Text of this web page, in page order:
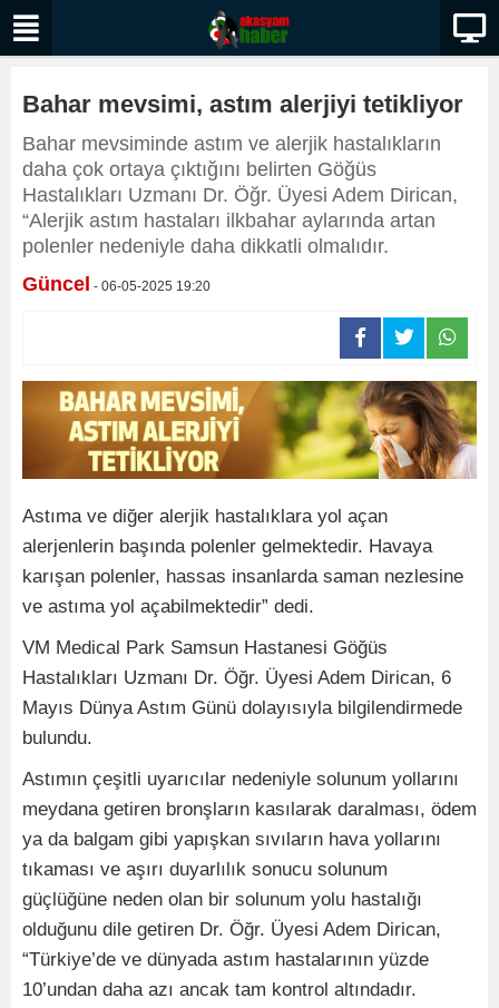
Bahar mevsimi, astım alerjiyi tetikliyor
Bahar mevsiminde astım ve alerjik hastalıkların
daha çok ortaya çıktığını belirten Göğüs
Hastalıkları Uzmanı Dr. Öğr. Üyesi Adem Dirican,
“Alerjik astım hastaları ilkbahar aylarında artan
polenler nedeniyle daha dikkatli olmalıdır.
Güncel - 06-05-2025 19:20
Astıma ve diğer alerjik hastalıklara yol açan
alerjenlerin başında polenler gelmektedir. Havaya
karışan polenler, hassas insanlarda saman nezlesine
ve astıma yol açabilmektedir” dedi.
VM Medical Park Samsun Hastanesi Göğüs
Hastalıkları Uzmanı Dr. Öğr. Üyesi Adem Dirican, 6
Mayıs Dünya Astım Günü dolayısıyla bilgilendirmede
bulundu.
Astımın çeşitli uyarıcılar nedeniyle solunum yollarını
meydana getiren bronşların kasılarak daralması, ödem
ya da balgam gibi yapışkan sıvıların hava yollarını
tıkaması ve aşırı duyarlılık sonucu solunum
güçlüğüne neden olan bir solunum yolu hastalığı
olduğunu dile getiren Dr. Öğr. Üyesi Adem Dirican,
“Türkiye’de ve dünyada astım hastalarının yüzde
10’undan daha azı ancak tam kontrol altındadır.